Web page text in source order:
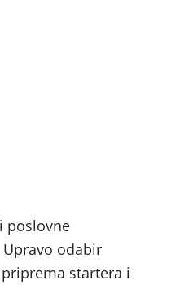
poslovne
odabir
startera i